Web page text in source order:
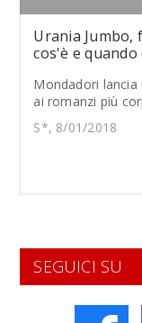
Urania Jumbo,
cos'è e quando
Mondadori
ai romanzi più
S*, 8/01/2018
SEGUICI SU